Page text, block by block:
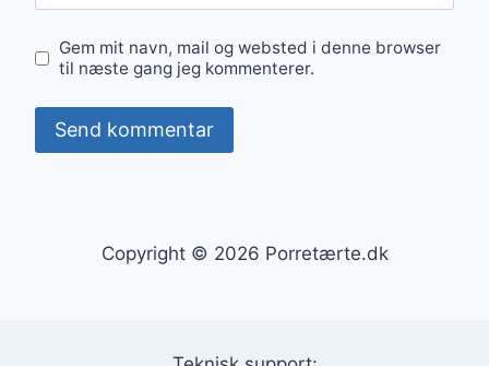
Gem mit navn, mail og websted i denne browser
til næste gang jeg kommenterer.
Copyright © 2026 Porretærte.dk